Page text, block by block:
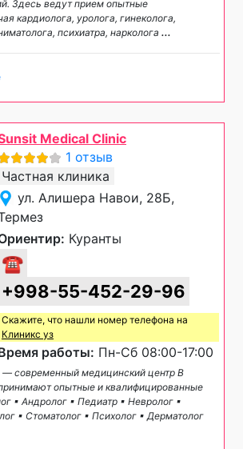
Здесь ведут прием опытные
кардиолога, уролога, гинеколога,
психиатра, нарколога ...
Medical Clinic
1 отзыв
Частная клиника
ул. Алишера Навои, 28Б,
Куранты
☎
+998-55-452-29-96
Скажите, что нашли номер телефона на
Клиникс уз
работы: Пн-Сб 08:00-17:00
— современный медицинский центр В
опытные и квалифицированные
▪ Андролог ▪ Педиатр ▪ Невролог ▪
▪ Стоматолог ▪ Психолог ▪ Дерматолог